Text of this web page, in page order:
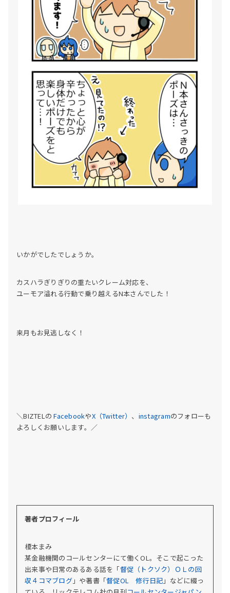
いかがでしたでしょうか。
カスハラぎりぎりの重たいクレーム対応を、
ユーモア溢れる行動で乗り越えるN本さんでした！
来月もお見逃しなく！
＼BIZTELのFacebookやX（Twitter） 、 instagramのフォローも
よろしくお願いします。／
著者プロフィール
榎本まみ
某金融機関のコールセンターにて働くOL。そこで起こった
出来事や日常のあるある話を「督促（トクソク）ＯＬの回
収４コマブログ」や著書「督促OL 修行日記 」などに綴っ